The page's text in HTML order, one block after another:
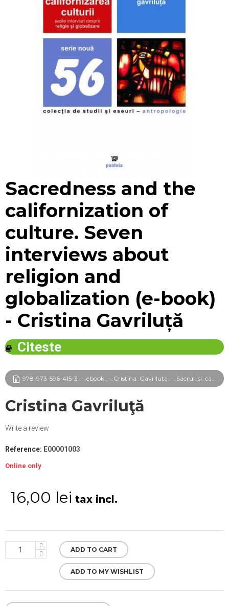
View larger
Sacredness and the
californization of
culture. Seven
interviews about
religion and
globalization (e-book)
- Cristina Gavriluță
Citeste
978-973-596-415-3_-_ebook_-_Cristina_Gavriluta_-_Sacrul_si_californizarea_culturii_frg.pdf
Cristina Gavriluţă
Write a review
Reference: E00001003
Online only
16,00 lei tax incl.
ADD TO CART
ADD TO MY WISHLIST